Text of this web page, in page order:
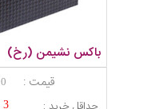
باکس نشیمن (رخ)
قیمت : 0 تومان
3 میلیون تومان